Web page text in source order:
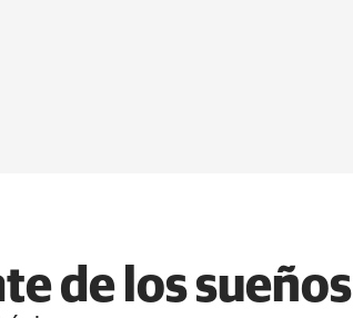
de los sueños